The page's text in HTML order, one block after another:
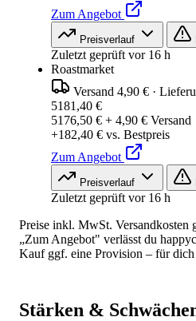
Zum Angebot
Preisverlauf
Zuletzt geprüft vor 16 h
Roastmarket
Versand 4,90 € ·
5181,40 €
5176,50 € + 4,90 € Versand
+182,40 € vs. Bestpreis
Zum Angebot
Preisverlauf
Zuletzt geprüft vor 16 h
Preise inkl. MwSt.
„Zum Angebot" verlässt du
Kauf ggf. eine Provision – für dich
Stärken &